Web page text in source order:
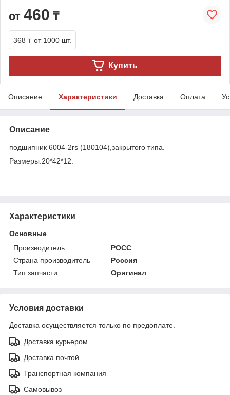
от 460 ₸
368 ₸ от 1000 шт.
Купить
Описание Характеристики Доставка Оплата
Описание
подшипник 6004-2rs (180104),закрытого типа.
Размеры:20*42*12.
Характеристики
Основные
Производитель
РОСС
Страна производитель
Россия
Тип запчасти
Оригинал
Условия доставки
Доставка осуществляется только по предоплате.
Доставка курьером
Доставка почтой
Транспортная компания
Самовывоз